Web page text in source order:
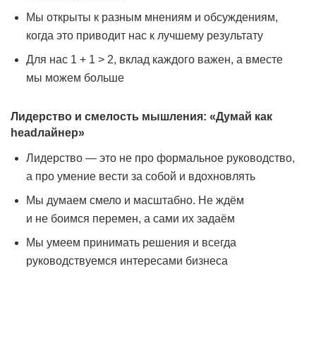
Мы открыты к разным мнениям и обсуждениям,
когда это приводит нас к лучшему результату
Для нас 1 + 1 > 2, вклад каждого важен, а вместе
мы можем больше
Лидерство и смелость мышления: «Думай как
headлайнер»
Лидерство — это не про формальное руководство,
а про умение вести за собой и вдохновлять
Мы думаем смело и масштабно. Не ждём
и не боимся перемен, а сами их задаём
Мы умеем принимать решения и всегда
руководствуемся интересами бизнеса